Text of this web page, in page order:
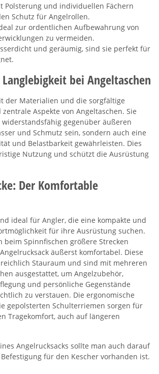
Polsterung und individuellen Fächern
Schutz für Angelrollen.
zur ordentlichen Aufbewahrung von
zu vermeiden.
und geräumig, sind sie perfekt für
bei Angeltaschen
der Materialien und die sorgfältige
Aspekte von Angeltaschen. Sie
gegenüber äußeren
und Schmutz sein, sondern auch eine
und Belastbarkeit gewährleisten. Dies
Nutzung und schützt die Ausrüstung
Der Komfortable
ideal für Angler, die eine kompakte und
für ihre Ausrüstung suchen.
beim Spinnfischen größere Strecken
äußerst komfortabel. Diese
reichlich Stauraum und sind mit mehreren
ausgestattet, um Angelzubehör,
und persönliche Gegenstände
zu verstauen. Die ergonomische
gepolsterten Schulterriemen sorgen für
Tragekomfort, auch auf längeren
Angelrucksacks sollte man auch darauf
für den Kescher vorhanden ist.